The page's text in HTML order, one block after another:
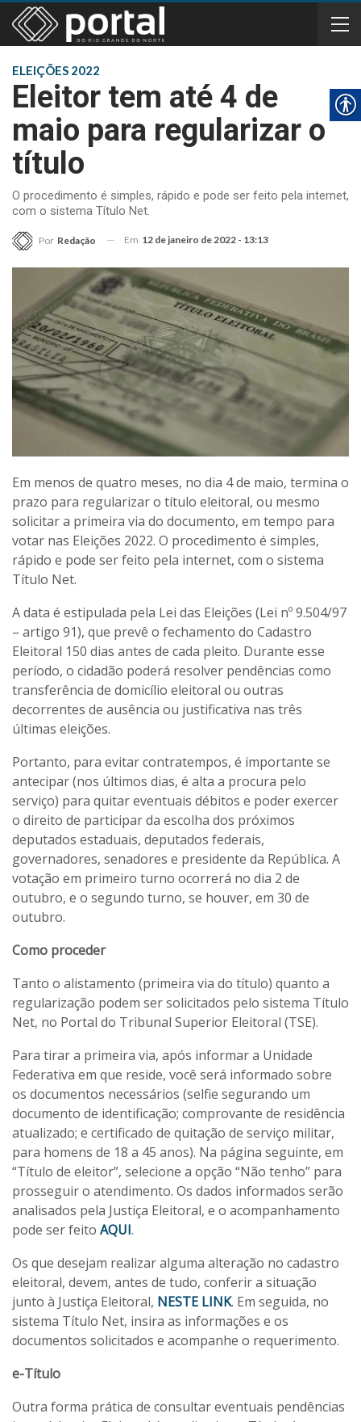
ELEIÇÕES 2022
Eleitor tem até 4 de
maio para regularizar o
título
O procedimento é simples, rápido e pode ser feito pela internet,
com o sistema Título Net.
Por Redação Em 12 de janeiro de 2022 - 13:13
Em menos de quatro meses, no dia 4 de maio, termina o
prazo para regularizar o título eleitoral, ou mesmo
solicitar a primeira via do documento, em tempo para
votar nas Eleições 2022. O procedimento é simples,
rápido e pode ser feito pela internet, com o sistema
Título Net.
A data é estipulada pela Lei das Eleições (Lei nº 9.504/97
– artigo 91), que prevê o fechamento do Cadastro
Eleitoral 150 dias antes de cada pleito. Durante esse
período, o cidadão poderá resolver pendências como
transferência de domicílio eleitoral ou outras
decorrentes de ausência ou justificativa nas três
últimas eleições.
Portanto, para evitar contratempos, é importante se
antecipar (nos últimos dias, é alta a procura pelo
serviço) para quitar eventuais débitos e poder exercer
o direito de participar da escolha dos próximos
deputados estaduais, deputados federais,
governadores, senadores e presidente da República. A
votação em primeiro turno ocorrerá no dia 2 de
outubro, e o segundo turno, se houver, em 30 de
outubro.
Como proceder
Tanto o alistamento (primeira via do título) quanto a
regularização podem ser solicitados pelo sistema Título
Net, no Portal do Tribunal Superior Eleitoral (TSE).
Para tirar a primeira via, após informar a Unidade
Federativa em que reside, você será informado sobre
os documentos necessários (selfie segurando um
documento de identificação; comprovante de residência
atualizado; e certificado de quitação de serviço militar,
para homens de 18 a 45 anos). Na página seguinte, em
“Título de eleitor”, selecione a opção “Não tenho” para
prosseguir o atendimento. Os dados informados serão
analisados pela Justiça Eleitoral, e o acompanhamento
pode ser feito AQUI.
Os que desejam realizar alguma alteração no cadastro
eleitoral, devem, antes de tudo, conferir a situação
junto à Justiça Eleitoral, NESTE LINK. Em seguida, no
sistema Título Net, insira as informações e os
documentos solicitados e acompanhe o requerimento.
e-Título
Outra forma prática de consultar eventuais pendências